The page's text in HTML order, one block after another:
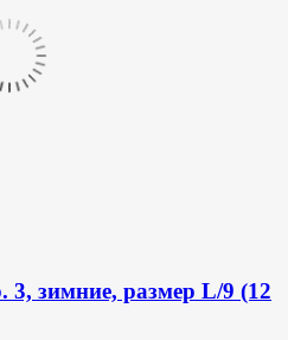
3, зимние, размер L/9 (12